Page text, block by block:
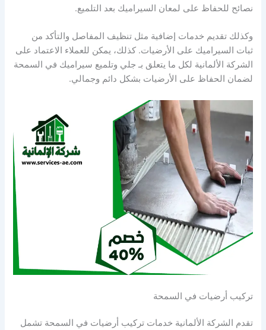
نصائح للحفاظ على لمعان السيراميك بعد التلميع.
وكذلك تقديم خدمات إضافية مثل تنظيف المفاصل والتأكد من
ثبات السيراميك على الأرضيات. كذلك، يمكن للعملاء الاعتماد على
الشركة الألمانية لكل ما يتعلق بـ جلي وتلميع سيراميك في السمحة
لضمان الحفاظ على الأرضيات بشكل دائم وجمالي.
تركيب أرضيات في السمحة
تقدم الشركة الألمانية خدمات تركيب أرضيات في السمحة تشمل